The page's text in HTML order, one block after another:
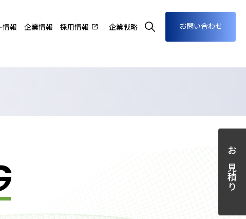
情報 企業情報 採用情報 企業戦略 お問い合わせ
お見積り